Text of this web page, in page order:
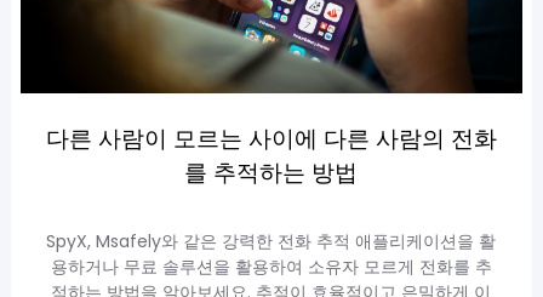
다른 사람이 모르는 사이에 다른 사람의 전화
를 추적하는 방법
SpyX, Msafely와 같은 강력한 전화 추적 애플리케이션을 활
용하거나 무료 솔루션을 활용하여 소유자 모르게 전화를 추